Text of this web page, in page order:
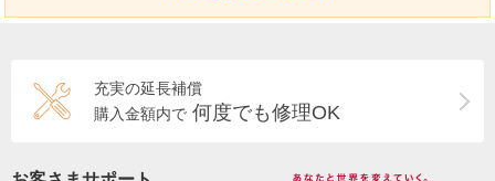
充実の延長補償
購入金額内で 何度でも修理OK